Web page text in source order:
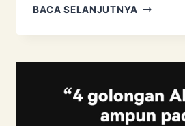
BACA SELANJUTNYA SELAWAT
ZIKIR
RAKAAT
TARAWIH